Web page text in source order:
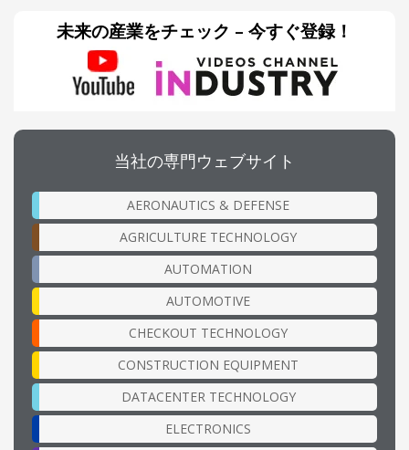
未来の産業をチェック – 今すぐ登録！
当社の専門ウェブサイト
AERONAUTICS & DEFENSE
AGRICULTURE TECHNOLOGY
AUTOMATION
AUTOMOTIVE
CHECKOUT TECHNOLOGY
CONSTRUCTION EQUIPMENT
DATACENTER TECHNOLOGY
ELECTRONICS